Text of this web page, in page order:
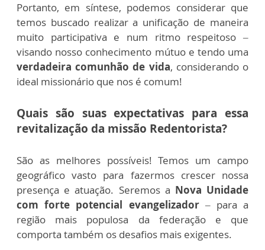
Portanto, em síntese, podemos considerar que
temos buscado realizar a unificação de maneira
muito participativa e num ritmo respeitoso –
visando nosso conhecimento mútuo e tendo uma
verdadeira comunhão de vida, considerando o
ideal missionário que nos é comum!
Quais são suas expectativas para essa
revitalização da missão Redentorista?
São as melhores possíveis! Temos um campo
geográfico vasto para fazermos crescer nossa
presença e atuação. Seremos a Nova Unidade
com forte potencial evangelizador– para a
região mais populosa da federação e que
comporta também os desafios mais exigentes.